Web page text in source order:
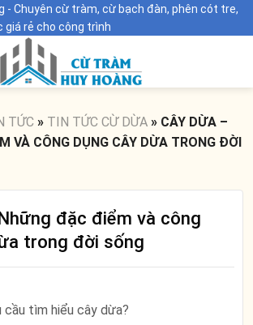
- Chuyên cừ tràm, cừ bạch đàn, phên cót tre,
giá rẻ cho công trình
TỨC » TIN TỨC CỪ DỪA » CÂY DỪA –
VÀ CÔNG DỤNG CÂY DỪA TRONG ĐỜI
đặc điểm và công
trong đời sống
cầu tìm hiểu cây dừa?